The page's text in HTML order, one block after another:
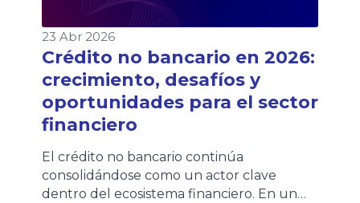
23 Abr 2026
Crédito no bancario en 2026:
crecimiento, desafíos y
oportunidades para el sector
financiero
El crédito no bancario continúa
consolidándose como un actor clave
dentro del ecosistema financiero. En un